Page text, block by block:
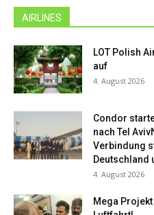
AIRLINES
LOT Polish
auf
4. August 2026
Condor
nach Tel
Verbindung
Deutschland
4. August 2026
Mega